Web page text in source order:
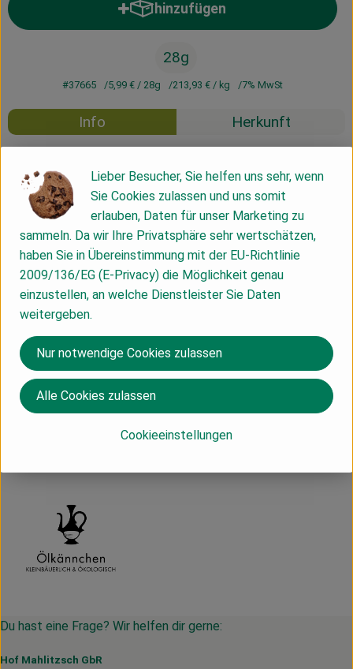
hinzufügen
Produkt zum Warenkorb
28g
#37665 5,99 € / 28g 213,93 € / kg 7% MwSt
Info Herkunft
Info
handgeerntet und ohne Wärmezufuhr getrocknet
Produktinformationen
Produktdatenblatt
Herkunft
Du hast eine Frage? Wir helfen dir gerne:
Hof Mahlitzsch GbR
Lieber Besucher, Sie helfen uns sehr, wenn
Sie Cookies zulassen und uns somit
erlauben, Daten für unser Marketing zu
sammeln. Da wir Ihre Privatsphäre sehr wertschätzen,
haben Sie in Übereinstimmung mit der EU-Richtlinie
2009/136/EG (E-Privacy) die Möglichkeit genau
einzustellen, an welche Dienstleister Sie Daten
weitergeben.
Cookieeinstellungen
Nur notwendige Cookies zulassen
Alle Cookies zulassen